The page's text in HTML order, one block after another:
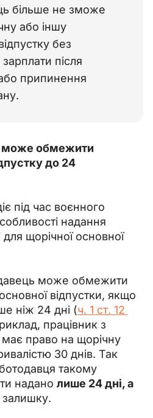
більше не зможе
або іншу
без
після
припинення
може обмежити
до 24
під час воєнного
надання
щорічної основної
може обмежити
відпустки, якщо
ніж 24 дні (ч. 1 ст. 12
працівник з
має право на щорічну
30 днів. Так
такому
надано лише 24 дні, а
залишку.